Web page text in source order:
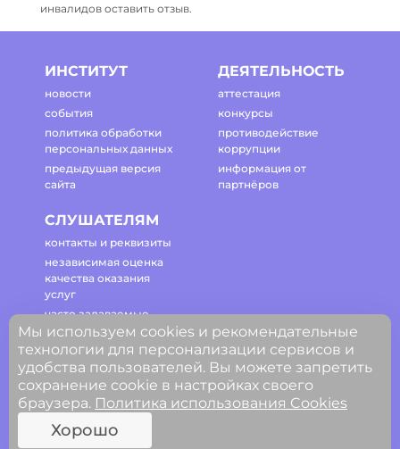
инвалидов оставить отзыв.
ИНСТИТУТ
новости
события
политика обработки
персональных данных
предыдущая версия
сайта
ДЕЯТЕЛЬНОСТЬ
аттестация
конкурсы
противодействие
коррупции
информация от
партнёров
СЛУШАТЕЛЯМ
контакты и реквизиты
независимая оценка
качества оказания
услуг
часто задаваемые
вопросы
регламент работы
сайта
© ГАОУ ДПО Свердловской области
«Институт развития образования»
Мы используем cookies и рекомендательные
технологии для персонализации сервисов и
удобства пользователей. Вы можете запретить
сохранение cookie в настройках своего
браузера. Политика использования Cookies
Хорошо